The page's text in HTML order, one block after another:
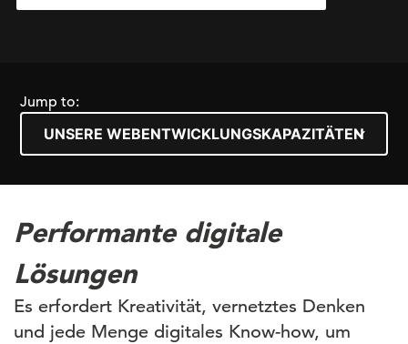
Jump to:
Performante digitale
Lösungen
Es erfordert Kreativität, vernetztes Denken
und jede Menge digitales Know-how, um